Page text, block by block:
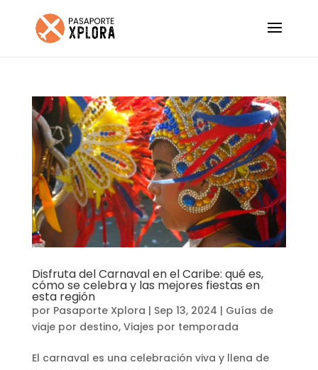
Disfruta del Carnaval en el Caribe: qué es,
cómo se celebra y las mejores fiestas en
esta región
por Pasaporte Xplora | Sep 13, 2024 | Guías de
viaje por destino, Viajes por temporada
El carnaval es una celebración viva y llena de